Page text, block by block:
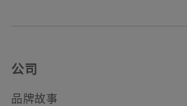
公司
品牌故事